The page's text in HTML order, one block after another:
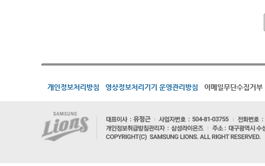
개인정보처리방침 영상정보처리기기 운영관리방침 이메일무단수집거부